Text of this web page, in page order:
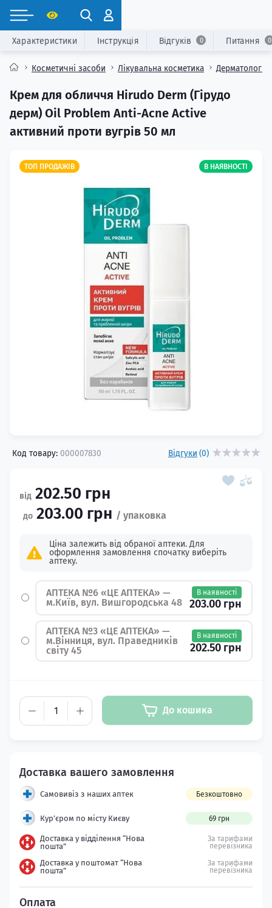
Косметичні засоби Лікувальна косметика
Крем для обличчя Hirudo Derm (Гірудо
дерм) Oil Problem Anti-Acne Active
активний проти вугрів 50 мл
Характеристики Інструкція Відгуків 0 Питання 0
ТОП ПРОДАЖІВ В НАЯВНОСТІ
Код товару: 000007830 Відгуки (0)
202.50 грн
203.00 грн
Ціна залежить від обраної аптеки. Для
оформлення замовлення спочатку виберіть
аптеку.
АПТЕКА №6 «ЦЕ АПТЕКА» —
м.Київ, вул. Вишгородська 48
В наявності
203.00 грн
АПТЕКА №3 «ЦЕ АПТЕКА» —
м.Вінниця, вул. Праведників
світу 45
В наявності
202.50 грн
До кошика
Самовивіз з наших аптек Безкоштовно
Кур’єром по місту Києву 69 грн
Доставка у відділення “Нова
пошта”
За тарифами
перевізника
Доставка у поштомат “Нова
пошта”
За тарифами
перевізника